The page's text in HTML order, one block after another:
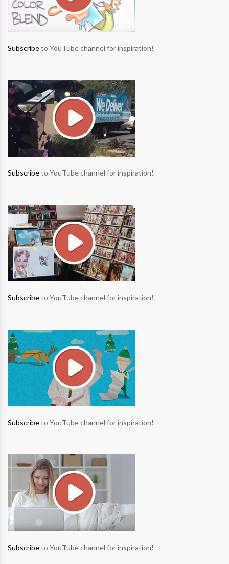
Subscribeto YouTube channel for inspiration!
Subscribeto YouTube channel for inspiration!
Subscribeto YouTube channel for inspiration!
Subscribeto YouTube channel for inspiration!
Subscribeto YouTube channel for inspiration!